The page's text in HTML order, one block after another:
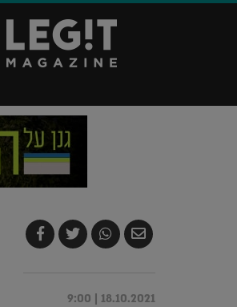
שלח
בדואר
שתף
ב-
צייץ
ב-
שתף
ב-
18.10.2021 | 9:00